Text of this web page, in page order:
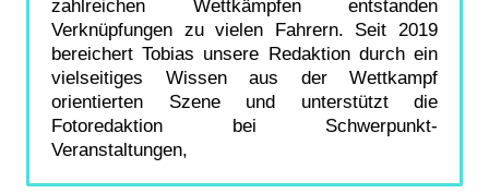
zahlreichen Wettkämpfen entstanden
Verknüpfungen zu vielen Fahrern. Seit 2019
bereichert Tobias unsere Redaktion durch ein
vielseitiges Wissen aus der Wettkampf
orientierten Szene und unterstützt die
Fotoredaktion bei Schwerpunkt-
Veranstaltungen,